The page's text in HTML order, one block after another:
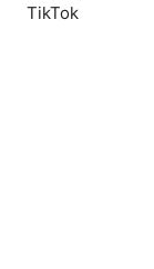
TikTok